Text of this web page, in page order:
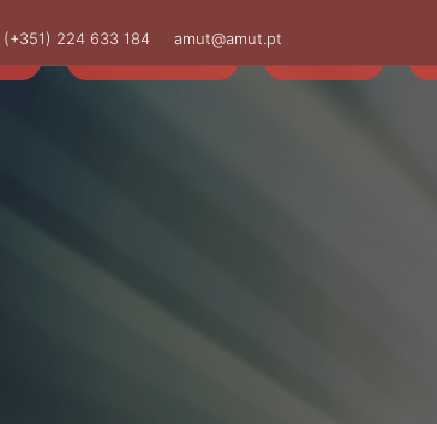
(+351) 224 633 184 amut@amut.pt